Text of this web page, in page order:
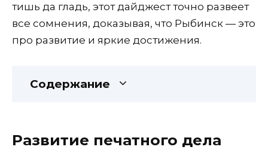
тишь да гладь, этот дайджест точно развеет
все сомнения, доказывая, что Рыбинск — это
про развитие и яркие достижения.
Содержание
Развитие печатного дела